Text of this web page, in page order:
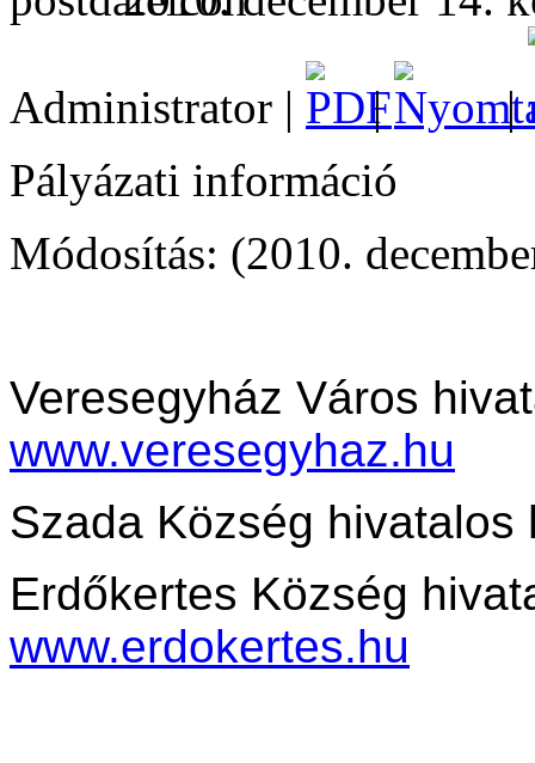
Administrator | |
|
Pályázati információ
Módosítás: (2010.
Veresegyház Város
www.veresegyhaz.hu
Szada Község
Erdőkertes Község
www.erdokertes.hu